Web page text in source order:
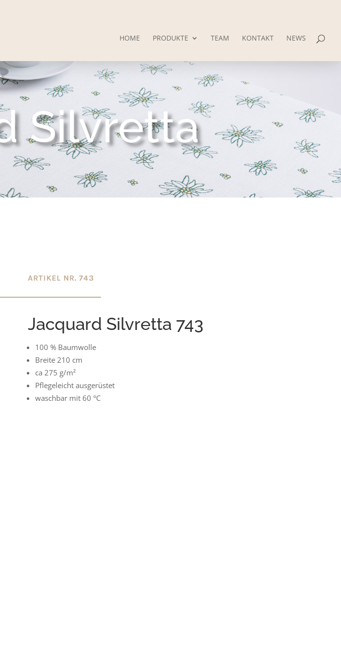
HOME PRODUKTE TEAM KONTAKT NEWS
Silvretta
ARTIKEL NR. 743
Jacquard Silvretta 743
100 % Baumwolle
Breite 210 cm
ca 275 g/m²
Pflegeleicht ausgerüstet
waschbar mit 60 °C